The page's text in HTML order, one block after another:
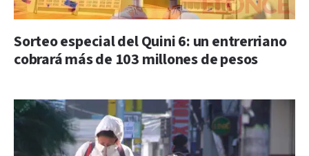
Sorteo especial del Quini 6: un entrerriano
cobrará más de 103 millones de pesos